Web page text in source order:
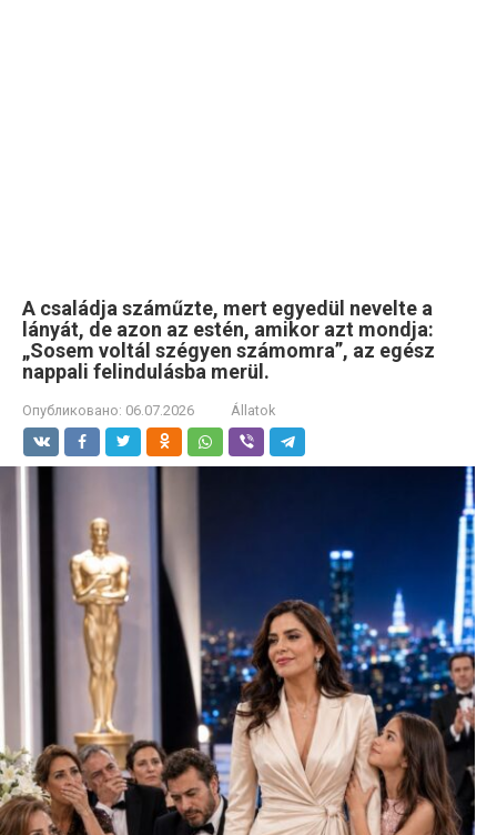
A családja száműzte, mert egyedül nevelte a
lányát, de azon az estén, amikor azt mondja:
„Sosem voltál szégyen számomra”, az egész
nappali felindulásba merül.
Опубликовано: 06.07.2026 Állatok